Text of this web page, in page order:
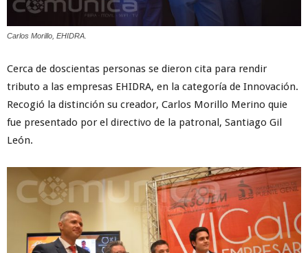
Carlos Morillo, EHIDRA.
Cerca de doscientas personas se dieron cita para rendir
tributo a las empresas EHIDRA, en la categoría de Innovación.
Recogió la distinción su creador, Carlos Morillo Merino quie
fue presentado por el directivo de la patronal, Santiago Gil
León.